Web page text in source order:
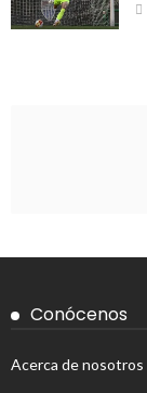
Conócenos
Acerca de nosotros